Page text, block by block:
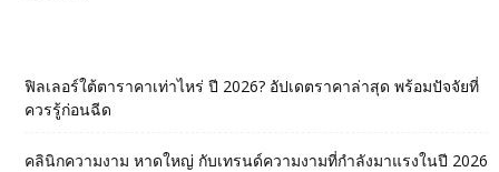
ฟิลเลอร์ใต้ตาราคาเท่าไหร่ ปี 2026? อัปเดตราคาล่าสุด พร้อมปัจจัยที่
ควรรู้ก่อนฉีด
คลินิกความงาม หาดใหญ่ กับเทรนด์ความงามที่กำลังมาแรงในปี 2026